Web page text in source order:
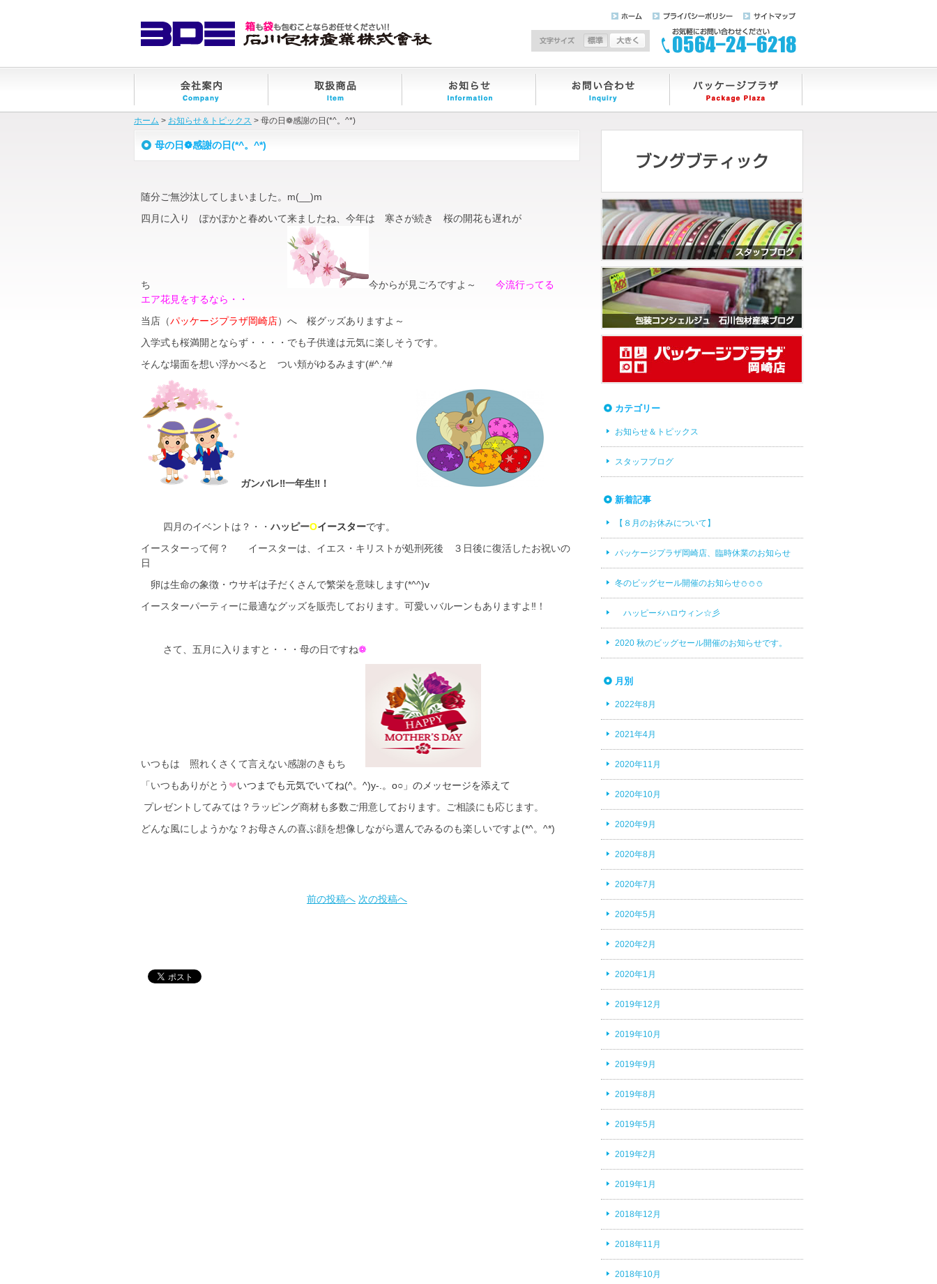
ホーム プライバシーポリシー
文字サイズを標準にする
文字サイズを大きくする
ホーム > お知らせ＆トピックス > 母の日❁感謝の日(*^。^*)
母の日❁感謝の日(*^。^*)
随分ご無沙汰してしまいました。m(__)m
四月に入り ぽかぽかと春めいて来ましたね、今年は 寒さが続き 桜の開花も遅れが
ち 今からが見ごろですよ～ 今流行ってる
エア花見をするなら・・
当店（パッケージプラザ岡崎店）へ 桜グッズありますよ～
入学式も桜満開とならず・・・・でも子供達は元気に楽しそうです。
そんな場面を想い浮かべると つい頬がゆるみます(#^.^#
ガンバレ‼一年生‼！
四月のイベントは？・・ハッピーОイースターです。
イースターって何？ イースターは、イエス・キリストが処刑死後 ３日後に復活したお祝いの
日
卵は生命の象徴・ウサギは子だくさんで繁栄を意味します(*^^)v
イースターパーティーに最適なグッズを販売しております。可愛いバルーンもありますよ‼！
さて、五月に入りますと・・・母の日ですね❁
いつもは 照れくさくて言えない感謝のきもち
「いつもありがとう ❤いつまでも元気でいてね(^。^)y-.。o○」の メッセージを添えて
プレゼントしてみては？ラッピング商材も多数ご用意しております。ご相談にも応じます。
どんな風にしようかな？お母さんの喜ぶ顔を想像しながら選んでみるのも楽しいですよ(*^。^*)
前の投稿へ 次の投稿へ
カテゴリー
お知らせ＆トピックス
スタッフブログ
新着記事
【８月のお休みについて】
パッケージプラザ岡崎店、臨時休業のお知らせ
冬のビッグセール開催のお知らせ⛄⛄⛄
ハッピー⚡ハロウィン☆彡
2020 秋のビッグセール開催のお知らせです。
月別
2022年8月
2021年4月
2020年11月
2020年10月
2020年9月
2020年8月
2020年7月
2020年5月
2020年2月
2020年1月
2019年12月
2019年10月
2019年9月
2019年8月
2019年5月
2019年2月
2019年1月
2018年12月
2018年11月
2018年10月